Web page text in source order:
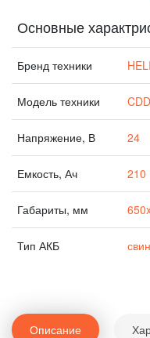
Основные
Бренд техники HELI
Модель техники
Напряжение, В 24
Емкость, Ач 210
Габариты, мм
Тип АКБ
Описание